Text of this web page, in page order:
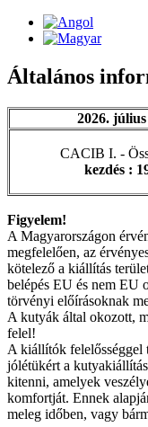
Általános
2026.
CACIB I. -
kezdés :
Figyelem!
A Magyarországon
megfelelően, az
kötelező a kiállítás
belépés EU és nem EU
törvényi előírásoknak
A kutyák által okozott,
felel!
A kiállítók felelősséggel
jólétükért a
kitenni, amelyek
komfortját. Ennek
meleg időben, vagy